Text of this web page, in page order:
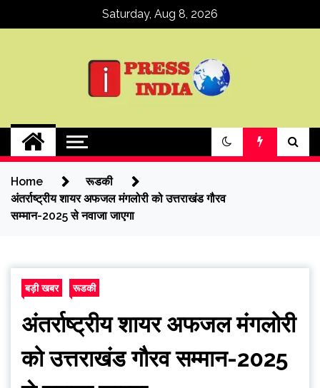
Saturday, Aug 8, 2026
ipressindia
Home
रूडकी
अंतर्राष्ट्रीय शायर अफजल मंगलोरी को उत्तराखंड गौरव
सम्मान-2025 से नवाजा जाएगा
बड़ी खबर रूडकी
अंतर्राष्ट्रीय शायर अफजल मंगलोरी
को उत्तराखंड गौरव सम्मान-2025